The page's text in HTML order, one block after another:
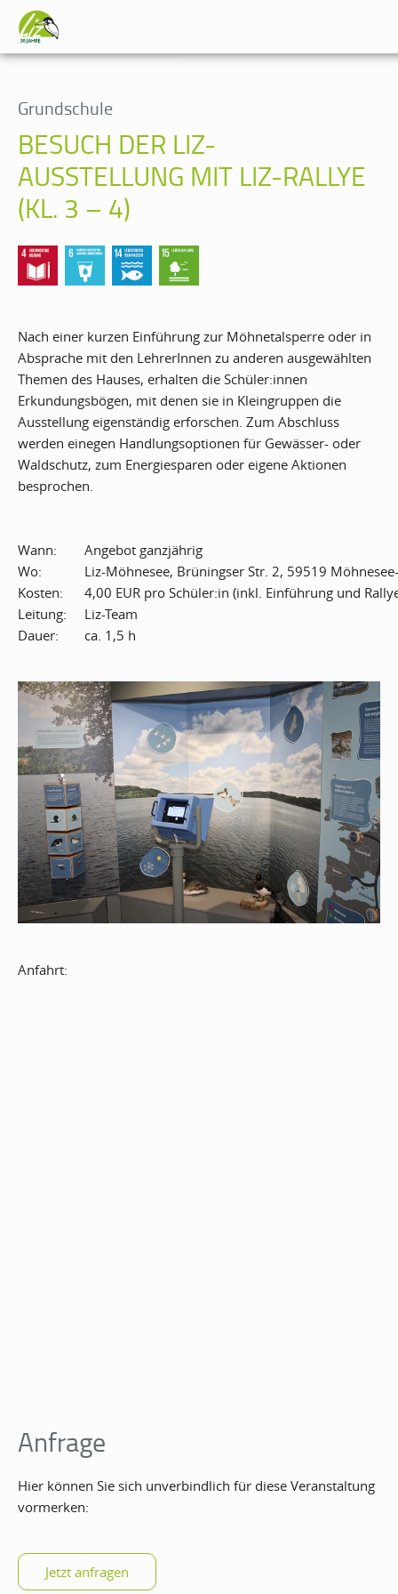
Grundschule
BESUCH DER LIZ-
AUSSTELLUNG MIT LIZ-RALLYE
(KL. 3 – 4)
Nach einer kurzen Einführung zur Möhnetalsperre oder in
Absprache mit den LehrerInnen zu anderen ausgewählten
Themen des Hauses, erhalten die Schüler:innen
Erkundungsbögen, mit denen sie in Kleingruppen die
Ausstellung eigenständig erforschen. Zum Abschluss
werden einegen Handlungsoptionen für Gewässer- oder
Waldschutz, zum Energiesparen oder eigene Aktionen
besprochen.
Wann:
Angebot ganzjährig
Wo:
Liz-Möhnesee, Brüningser Str. 2, 59519
Kosten:
4,00 EUR pro Schüler:in (inkl. Einführung und
Leitung:
Liz-Team
Dauer:
ca. 1,5 h
Anfahrt:
Anfrage
Hier können Sie sich unverbindlich für diese Veranstaltung
vormerken: